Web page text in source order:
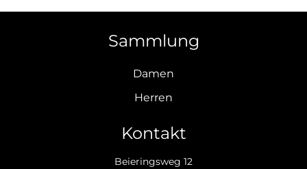
Sammlung
Damen
Herren
Kontakt
Beieringsweg 12